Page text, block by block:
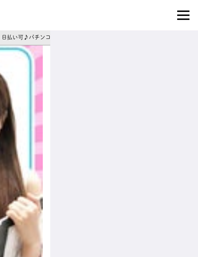
い可♪パチンコ施設でイベントコンパニオン・展示会モデルスタッフ募集中